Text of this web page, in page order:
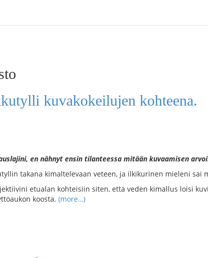
kuvakokeilujen kohteena.
en nähnyt ensin tilanteessa mitään kuvaamisen
takana kimaltelevaan veteen, ja ilkikurinen mieleni sai
etualan kohteisiin siten, että veden kimallus loisi
koosta. (more…)